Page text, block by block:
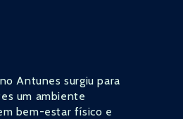
Antunes surgiu para
um ambiente
bem-estar físico e